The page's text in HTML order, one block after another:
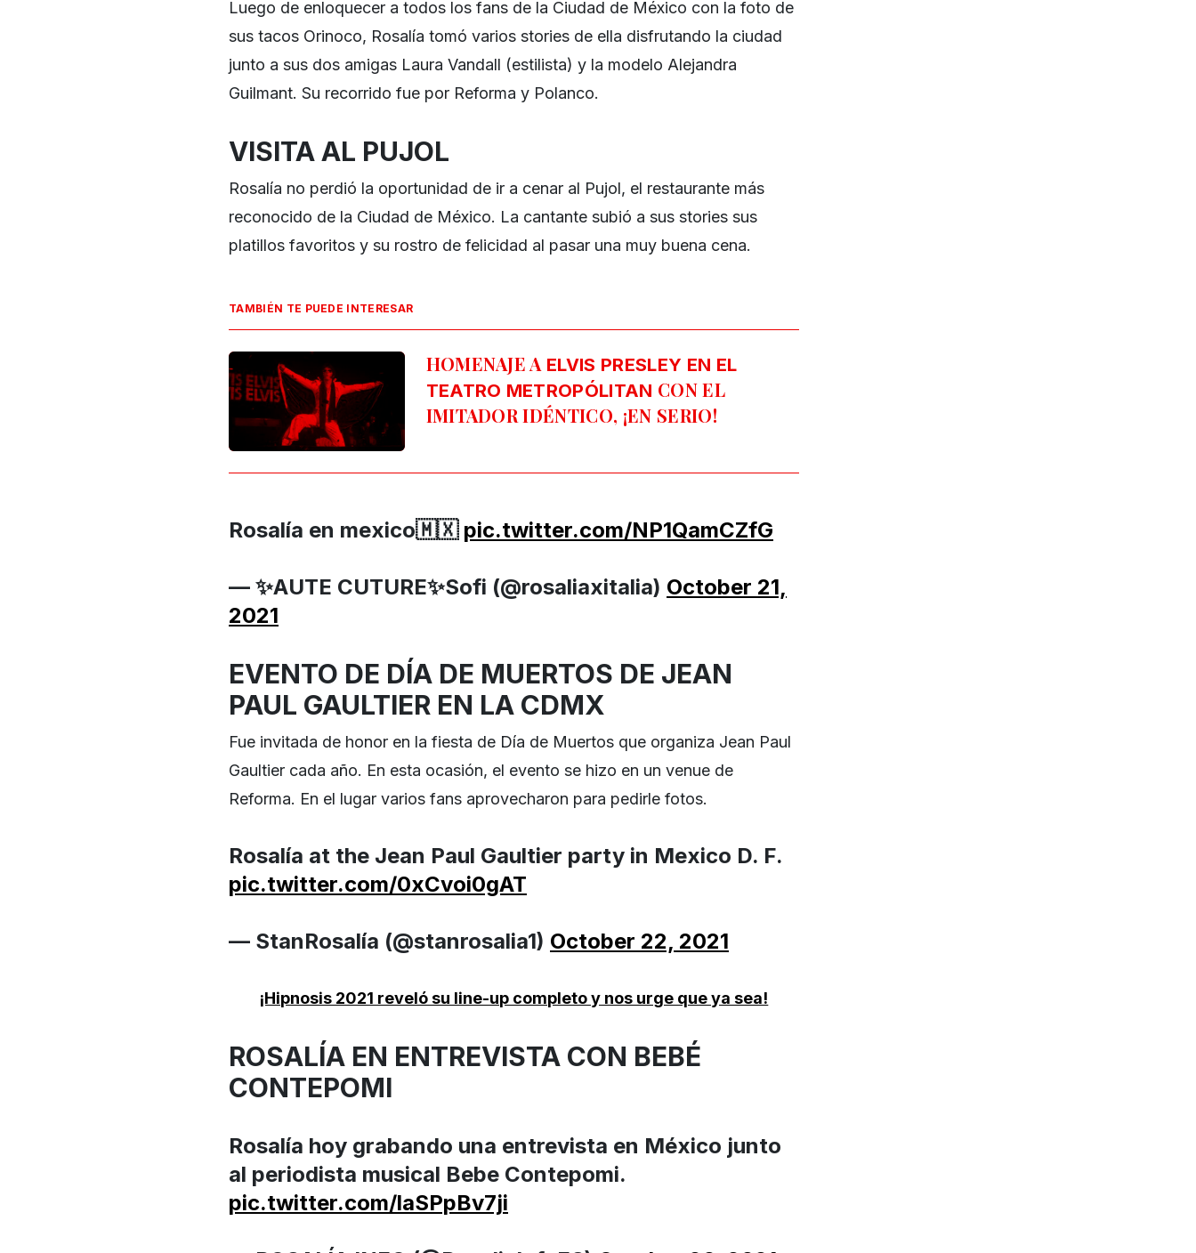
Luego de enloquecer a todos los fans de la Ciudad de México con la foto de
sus tacos Orinoco, Rosalía tomó varios stories de ella disfrutando la ciudad
junto a sus dos amigas Laura Vandall (estilista) y la modelo Alejandra
Guilmant. Su recorrido fue por Reforma y Polanco.
VISITA AL PUJOL
Rosalía no perdió la oportunidad de ir a cenar al Pujol, el restaurante más
reconocido de la Ciudad de México. La cantante subió a sus stories sus
platillos favoritos y su rostro de felicidad al pasar una muy buena cena.
TAMBIÉN TE PUEDE INTERESAR
HOMENAJE AELVIS PRESLEY EN EL
TEATRO METROPÓLITAN CON EL
IMITADOR IDÉNTICO, ¡EN SERIO!
Rosalía en mexico🇲🇽 pic.twitter.com/NP1QamCZfG
— ✨AUTE CUTURE✨Sofi (@rosaliaxitalia) October 21,
2021
EVENTO DE DÍA DE MUERTOS DE JEAN
PAUL GAULTIER EN LA CDMX
Fue invitada de honor en la fiesta de Día de Muertos que organiza Jean Paul
Gaultier cada año. En esta ocasión, el evento se hizo en un venue de
Reforma. En el lugar varios fans aprovecharon para pedirle fotos.
Rosalía at the Jean Paul Gaultier party in Mexico D. F.
pic.twitter.com/0xCvoi0gAT
— StanRosalía (@stanrosalia1) October 22, 2021
¡Hipnosis 2021 reveló su line-up completo y nos urge que ya sea!
ROSALÍA EN ENTREVISTA CON BEBÉ
CONTEPOMI
Rosalía hoy grabando una entrevista en México junto
al periodista musical Bebe Contepomi.
pic.twitter.com/laSPpBv7ji